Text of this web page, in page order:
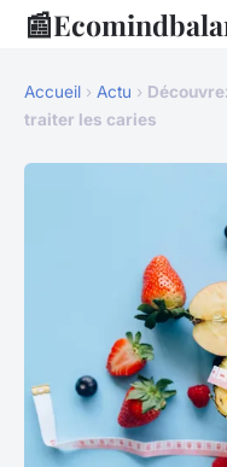
📰
Accueil › Actu ›
traiter les caries